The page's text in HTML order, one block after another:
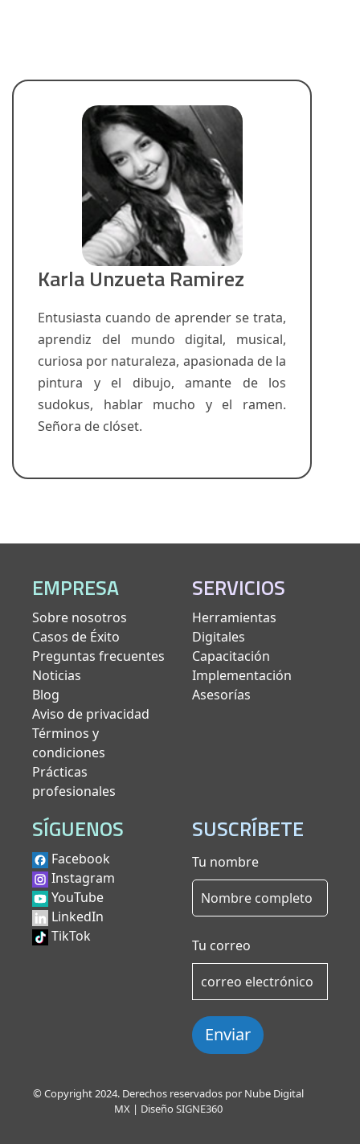
Karla Unzueta Ramirez
Entusiasta cuando de aprender se trata,
aprendiz del mundo digital, musical,
curiosa por naturaleza, apasionada de la
pintura y el dibujo, amante de los
sudokus, hablar mucho y el ramen.
Señora de clóset.
EMPRESA
Sobre nosotros
Casos de Éxito
Preguntas frecuentes
Noticias
Blog
Aviso de privacidad
Términos y
condiciones
Prácticas
profesionales
SERVICIOS
Herramientas
Digitales
Capacitación
Implementación
Asesorías
SÍGUENOS
Facebook
Instagram
YouTube
LinkedIn
TikTok
SUSCRÍBETE
Tu nombre
Tu correo
Enviar
© Copyright 2024. Derechos reservados por Nube Digital
MX | Diseño SIGNE360